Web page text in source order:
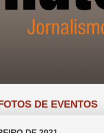
DE EVENTOS